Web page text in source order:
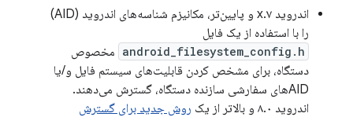
اندروید ۷.x و پایین‌تر، مکانیزم شناسه‌های اندروید (AID)
را با استفاده از یک فایل
android_filesystem_config.h مخصوص
دستگاه، برای مشخص کردن قابلیت‌های سیستم فایل و/یا
AIDهای سفارشی سازنده دستگاه، گسترش می‌دهند.
اندروید ۸.۰ و بالاتر از یک
روش جدید برای گسترش